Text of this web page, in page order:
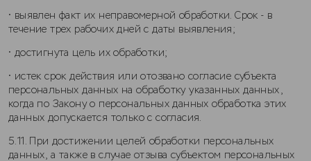
• выявлен факт их неправомерной обработки. Срок - в
течение трех рабочих дней с даты выявления;
• достигнута цель их обработки;
• истек срок действия или отозвано согласие субъекта
персональных данных на обработку указанных данных,
когда по Закону о персональных данных обработка этих
данных допускается только с согласия.
5.11. При достижении целей обработки персональных
данных, а также в случае отзыва субъектом персональных